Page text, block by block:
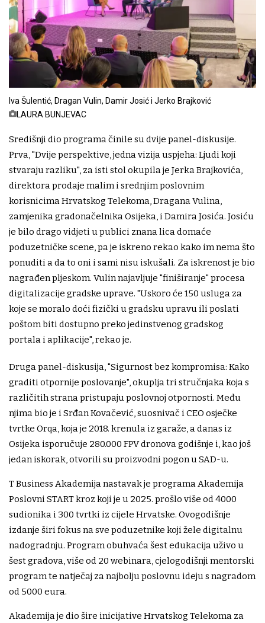
Iva Šulentić, Dragan Vulin, Damir Josić i Jerko Brajković
LAURA BUNJEVAC
Središnji dio programa činile su dvije panel-diskusije.
Prva, "Dvije perspektive, jedna vizija uspjeha: Ljudi koji
stvaraju razliku", za isti stol okupila je Jerka Brajkovića,
direktora prodaje malim i srednjim poslovnim
korisnicima Hrvatskog Telekoma, Dragana Vulina,
zamjenika gradonačelnika Osijeka, i Damira Josića. Josiću
je bilo drago vidjeti u publici znana lica domaće
poduzetničke scene, pa je iskreno rekao kako im nema što
ponuditi a da to oni i sami nisu iskušali. Za iskrenost je bio
nagrađen pljeskom. Vulin najavljuje "finiširanje" procesa
digitalizacije gradske uprave. "Uskoro će 150 usluga za
koje se moralo doći fizički u gradsku upravu ili poslati
poštom biti dostupno preko jedinstvenog gradskog
portala i aplikacije", rekao je.
Druga panel-diskusija, "Sigurnost bez kompromisa: Kako
graditi otpornije poslovanje", okuplja tri stručnjaka koja s
različitih strana pristupaju poslovnoj otpornosti. Među
njima bio je i Srđan Kovačević, suosnivač i CEO osječke
tvrtke Orqa, koja je 2018. krenula iz garaže, a danas iz
Osijeka isporučuje 280.000 FPV dronova godišnje i, kao još
jedan iskorak, otvorili su proizvodni pogon u SAD-u.
T Business Akademija nastavak je programa Akademija
Poslovni START kroz koji je u 2025. prošlo više od 4000
sudionika i 300 tvrtki iz cijele Hrvatske. Ovogodišnje
izdanje širi fokus na sve poduzetnike koji žele digitalnu
nadogradnju. Program obuhvaća šest edukacija uživo u
šest gradova, više od 20 webinara, cjelogodišnji mentorski
program te natječaj za najbolju poslovnu ideju s nagradom
od 5000 eura.
Akademija je dio šire inicijative Hrvatskog Telekoma za